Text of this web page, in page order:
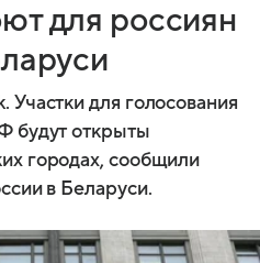
для россиян
для голосования
будут открыты
городах, сообщили
в Беларуси.